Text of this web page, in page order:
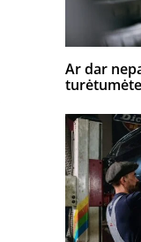
Ar dar